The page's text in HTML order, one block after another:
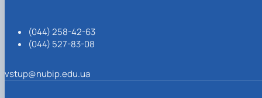
(044) 258-42-63
(044) 527-83-08
vstup@nubip.edu.ua